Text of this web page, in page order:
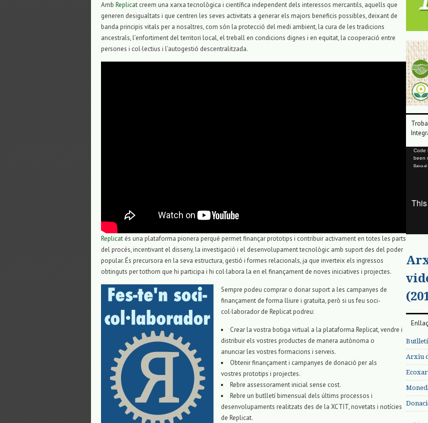
Amb Replicat creem una xarxa tecnològica i científica independent dels interessos mercantils, aquells que
generen desigualtats i que centren les seves activitats a generar els majors beneficis possibles, deixant de
banda principis vitals per a nosaltres, com són la protecció del medi ambient, la cura de les tradicions
ancestrals, l’enfortiment del territori local, el treball en condicions dignes i en equitat, la cooperació entre
persones i col·lectius i l’autogestió descentralitzada.
Replicat és una plataforma pionera perquè permet finançar prototips i contribuir activament en totes les parts
del procés, incentivant el disseny, la investigació i el desenvolupament tecnològic amb suport des del poder
popular. És precursora en la seva estructura, gestió i formes relacionals, ja que inverteix els ingressos
obtinguts per tothom que hi participa i hi col·labora la en el finançament de noves iniciatives i projectes.
Sempre podeu comprar o donar suport a les campanyes de
finançament de forma lliure i gratuïta, però si us feu soci-
col·laborador de Replicat podreu:
Crear la vostra botiga virtual a la plataforma Replicat, vendre i
distribuir els vostres productes de manera autònoma o
anunciar les vostres formacions i serveis.
Obtenir finançament i campanyes de donació per als
vostres prototips i projectes.
Rebre assessorament inicial sense cost.
Rebre un butlletí bimensual dels últims processos i
desenvolupaments realitzats des de la XCTIT, novetats i notícies
de Replicat.
Code
been
Baixa el
Arxiu